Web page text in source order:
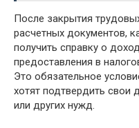
После закрытия
расчетных документов,
получить справку о
предоставления в
Это обязательное
хотят подтвердить свои
или других нужд.